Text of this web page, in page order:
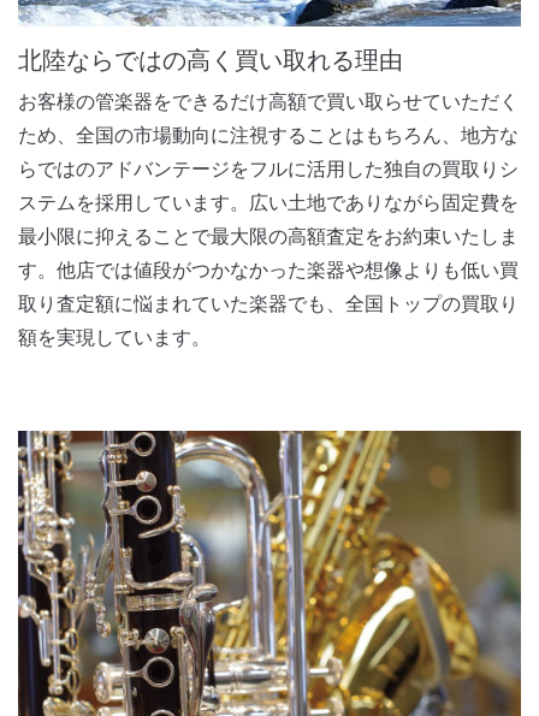
北陸ならではの高く買い取れる理由
お客様の管楽器をできるだけ高額で買い取らせていただく
ため、全国の市場動向に注視することはもちろん、地方な
らではのアドバンテージをフルに活用した独自の買取りシ
ステムを採用しています。広い土地でありながら固定費を
最小限に抑えることで最大限の高額査定をお約束いたしま
す。他店では値段がつかなかった楽器や想像よりも低い買
取り査定額に悩まれていた楽器でも、全国トップの買取り
額を実現しています。